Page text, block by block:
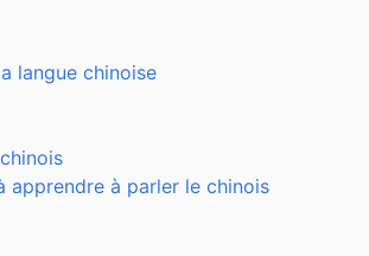
langue chinoise
apprendre à parler le chinois